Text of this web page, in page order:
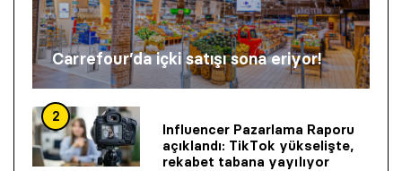
Carrefour’da içki satışı sona eriyor!
2
Influencer Pazarlama Raporu
açıklandı: TikTok yükselişte,
rekabet tabana yayılıyor